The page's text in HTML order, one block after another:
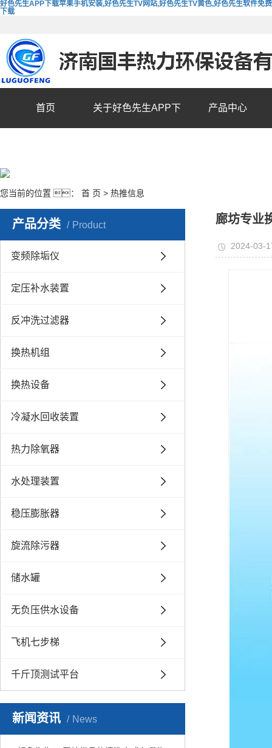
好色先生APP下载苹果手机安装,好色先生TV网站,好色先生TV黄色,好色先生软件免费
下载
首页 关于好色先生APP下 产品中心
您当前的位置 ： 首 页 > 热推信息
产品分类 Product
变频除垢仪
定压补水装置
反冲洗过滤器
换热机组
换热设备
冷凝水回收装置
热力除氧器
水处理装置
稳压膨胀器
旋流除污器
储水罐
无负压供水设备
飞机七步梯
千斤顶测试平台
新闻资讯 News
廊坊专业
2024-03-